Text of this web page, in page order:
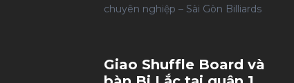
chuyên nghiệp – Sài Gòn Billiards
Giao Shuffle Board và